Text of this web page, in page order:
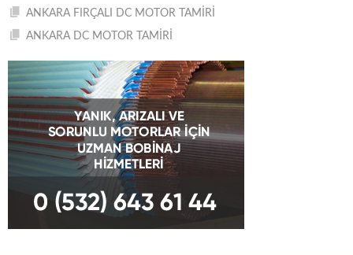
ANKARA FIRÇALI DC MOTOR TAMİRİ
ANKARA DC MOTOR TAMİRİ